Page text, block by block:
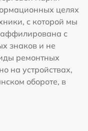
целях
с которой мы
с
знаков и не
ремонтных
на устройствах,
обороте, в